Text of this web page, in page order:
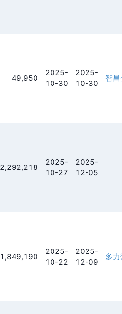
49,950
2025-
10-30
2025-
10-30
智
2,292,218
2025-
10-27
2025-
12-05
1,849,190
2025-
10-22
2025-
12-09
多